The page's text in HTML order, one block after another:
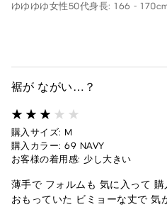
ゆゆゆゆ女性50代身長: 166 -
裾が ながい…？
購入サイズ: M
購入カラー: 69 NAVY
お客様の着用感: 少し大きい
薄手で フォルムも 気に入って
おもっていた ビミョーな丈で 気